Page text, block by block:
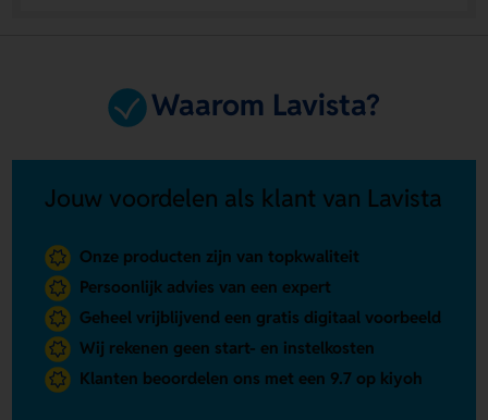
Waarom Lavista?
Jouw voordelen als klant van Lavista
Onze producten zijn van topkwaliteit
Persoonlijk advies van een expert
Geheel vrijblijvend een gratis digitaal voorbeeld
Wij rekenen geen start- en instelkosten
Klanten beoordelen ons met een 9.7 op kiyoh